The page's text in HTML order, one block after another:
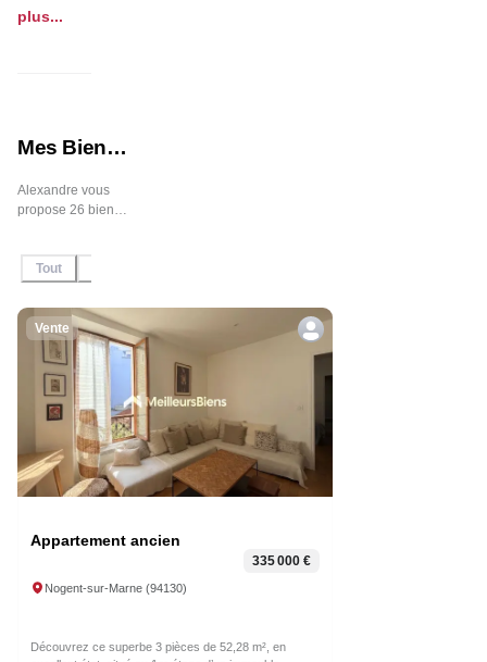
plus...
Mes Biens
Alexandre vous
propose 26 biens
location, n'hésitez
l'agent pour plus
d'informations.
Tout
Vente
Appartement ancien
Nogent-sur-Marne (94130)
335 000 €
Découvrez ce superbe 3 pièces de 52,28 m², en